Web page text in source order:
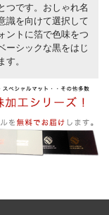
つです。おしゃれ名
識を向けて選択して
ントに箔で色味をつ
ーシックな黒をはじ
す。